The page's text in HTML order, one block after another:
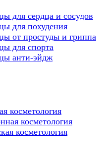
для сердца и сосудов
для похудения
от простуды и гриппа
для спорта
анти-эйдж
косметология
косметология
косметология